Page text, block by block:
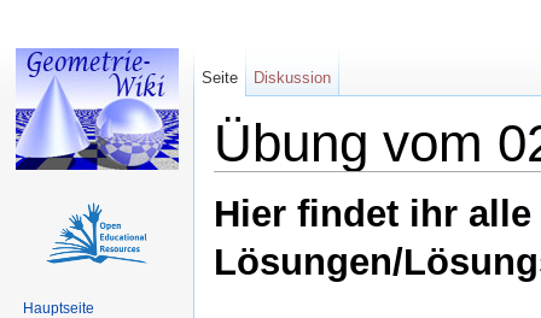
Übung vom
Hier findet ihr
Lösungen/
Seite Diskussion
Hauptseite